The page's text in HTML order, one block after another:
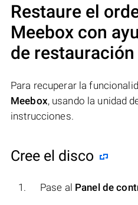
Restaure el
Meebox con
de restauración
Para recuperar la
Meebox, usando la unidad
instrucciones.
Cree el disco
Pase al Panel de